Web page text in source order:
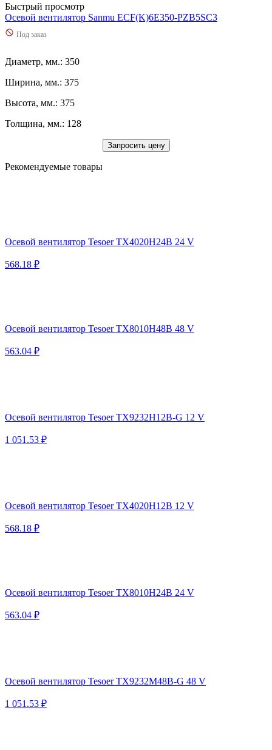
Быстрый просмотр
Осевой вентилятор Sanmu ECF(K)6E350-PZB5SC3
Под заказ
Диаметр, мм.: 350
Ширина, мм.: 375
Высота, мм.: 375
Толщина, мм.: 128
Запросить цену
Рекомендуемые товары
Осевой вентилятор Tesoer TX4020H24B 24 V
568.18 ₽
Осевой вентилятор Tesoer TX8010H48B 48 V
563.04 ₽
Осевой вентилятор Tesoer TX9232H12B-G 12 V
1 051.53 ₽
Осевой вентилятор Tesoer TX4020H12B 12 V
568.18 ₽
Осевой вентилятор Tesoer TX8010H24B 24 V
563.04 ₽
Осевой вентилятор Tesoer TX9232M48B-G 48 V
1 051.53 ₽